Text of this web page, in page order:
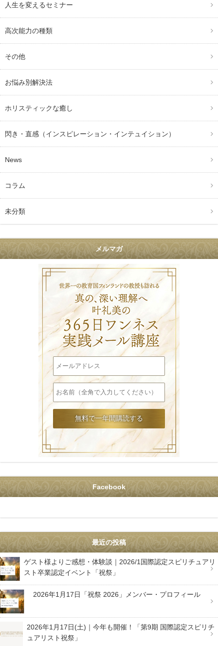
人生を変えるセミナー
高次能力の種類
その他
お悩み別解決法
ホリスティックな癒し
閃き・直感（インスピレーション・インテュイション）
News
コラム
未分類
メルマガ
Facebook
最近の投稿
ゲスト様よりご感想・体験談｜2026/1国際認定スピリチュアリ
スト卒業認定イベント「祝祭」
2026年1月17日「祝祭 2026」メンバー・プロフィール
2026年1月17日(土)｜今年も開催！「第9期 国際認定スピリチ
ュアリスト祝祭」